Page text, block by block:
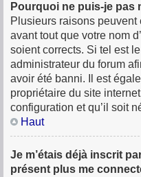
Pourquoi ne puis-je pas
Plusieurs raisons
avant tout que votre nom
soient corrects. Si tel est
administrateur du forum
avoir été banni. Il est
propriétaire du site
configuration et qu’il soit
Haut
Je m’étais déjà inscrit
présent plus me